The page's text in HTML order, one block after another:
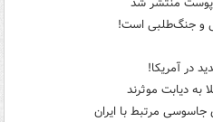
و جنگ‌طلبی است!
در آمریکا!
دیابت موثرند
جاسوسی مرتبط با ایران